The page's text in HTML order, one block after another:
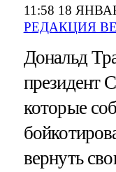
11:58 18
РЕДАКЦИЯ
Дональд
президент
которые
вернуть